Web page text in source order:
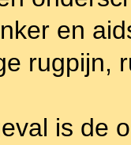
en
rugpijn,
is de